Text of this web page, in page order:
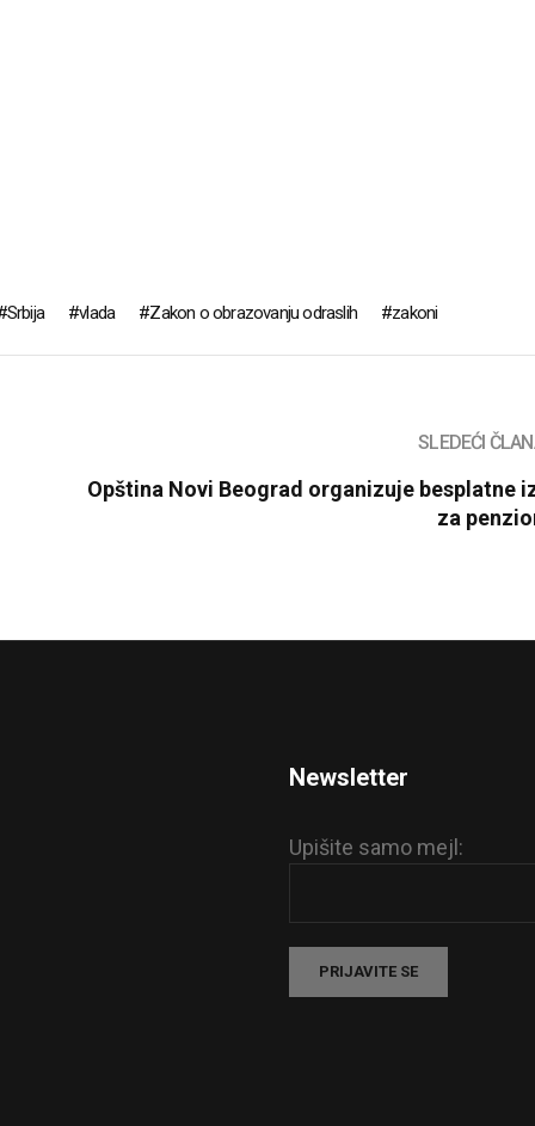
Srbija vlada Zakon o obrazovanju odraslih zakoni
SLEDEĆI
Opština Novi Beograd organizuje besplatne
za
Newsletter
Upišite samo mejl: